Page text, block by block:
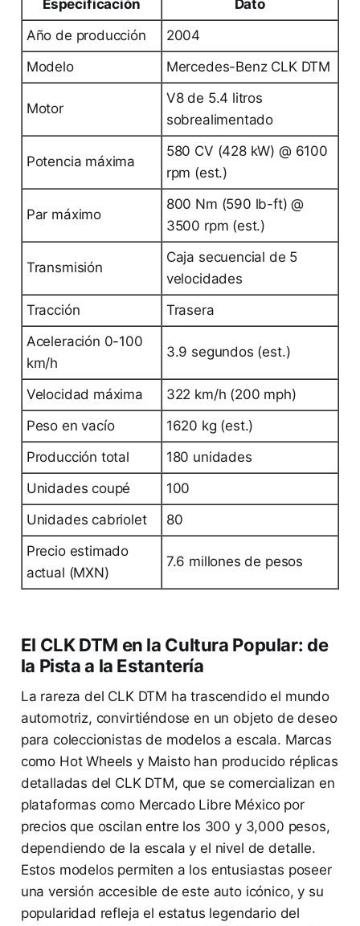
Especificación
Dato
Año de producción
2004
Modelo
Mercedes-Benz CLK DTM
Motor
V8 de 5.4 litros
sobrealimentado
Potencia máxima
580 CV (428 kW) @ 6100
rpm (est.)
Par máximo
800 Nm (590 lb-ft) @
3500 rpm (est.)
Transmisión
Caja secuencial de 5
velocidades
Tracción
Trasera
Aceleración 0-100
km/h
3.9 segundos (est.)
Velocidad máxima
322 km/h (200 mph)
Peso en vacío
1620 kg (est.)
Producción total
180 unidades
Unidades coupé
100
Unidades cabriolet
80
Precio estimado
actual (MXN)
7.6 millones de pesos
El CLK DTM en la Cultura Popular: de
la Pista a la Estantería
La rareza del CLK DTM ha trascendido el mundo
automotriz, convirtiéndose en un objeto de deseo
para coleccionistas de modelos a escala. Marcas
como Hot Wheels y Maisto han producido réplicas
detalladas del CLK DTM, que se comercializan en
plataformas como Mercado Libre México por
precios que oscilan entre los 300 y 3,000 pesos,
dependiendo de la escala y el nivel de detalle.
Estos modelos permiten a los entusiastas poseer
una versión accesible de este auto icónico, y su
popularidad refleja el estatus legendario del